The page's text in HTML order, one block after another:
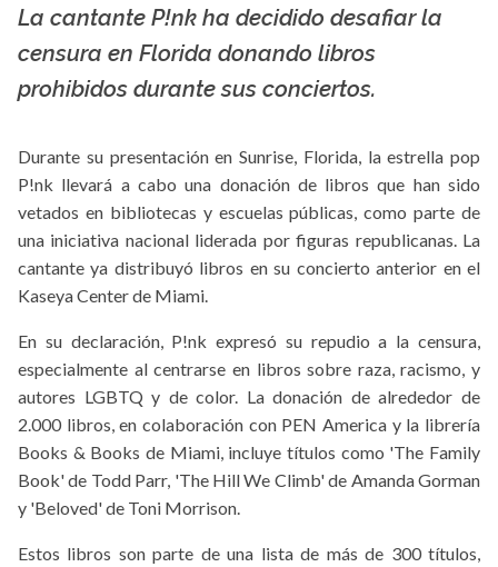
La cantante P!nk ha decidido desafiar la
censura en Florida donando libros
prohibidos durante sus conciertos.
Durante su presentación en Sunrise, Florida, la estrella pop
P!nk llevará a cabo una donación de libros que han sido
vetados en bibliotecas y escuelas públicas, como parte de
una iniciativa nacional liderada por figuras republicanas. La
cantante ya distribuyó libros en su concierto anterior en el
Kaseya Center de Miami.
En su declaración, P!nk expresó su repudio a la censura,
especialmente al centrarse en libros sobre raza, racismo, y
autores LGBTQ y de color. La donación de alrededor de
2.000 libros, en colaboración con PEN America y la librería
Books & Books de Miami, incluye títulos como 'The Family
Book' de Todd Parr, 'The Hill We Climb' de Amanda Gorman
y 'Beloved' de Toni Morrison.
Estos libros son parte de una lista de más de 300 títulos,